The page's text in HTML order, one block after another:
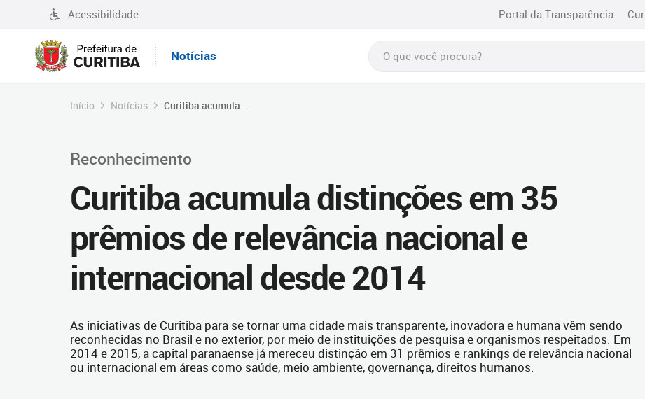
Acessibilidade Portal da Transparência
Notícias
Início Notícias Curitiba acumula...
Reconhecimento
Curitiba acumula distinções em 35
prêmios de relevância nacional e
internacional desde 2014
As iniciativas de Curitiba para se tornar uma cidade mais transparente, inovadora e humana vêm sendo
reconhecidas no Brasil e no exterior, por meio de instituições de pesquisa e organismos respeitados. Em
2014 e 2015, a capital paranaense já mereceu distinção em 31 prêmios e rankings de relevância nacional
ou internacional em áreas como saúde, meio ambiente, governança, direitos humanos.